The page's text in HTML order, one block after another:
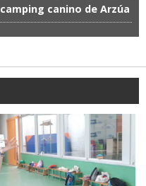
canino de Arzúa